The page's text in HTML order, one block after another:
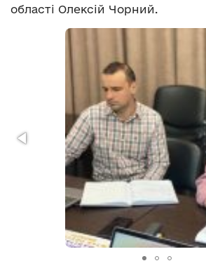
області Олексій Чорний.